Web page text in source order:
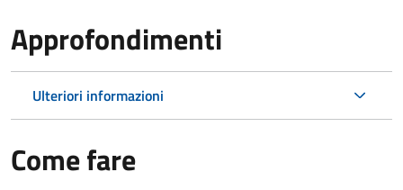
Approfondimenti
Ulteriori informazioni
Come fare